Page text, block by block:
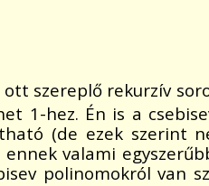
szereplő rekurzív
1-hez. Én is a
(de ezek szerint
valami
polinomokról van